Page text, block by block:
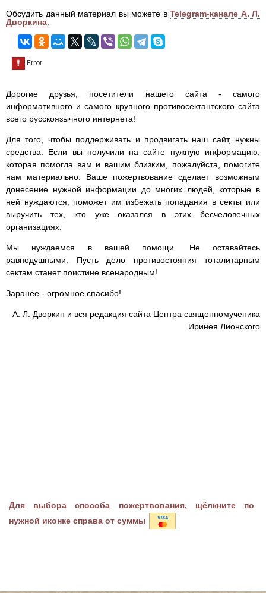
Обсудить данный материал вы можете в Telegram-канале А. Л.
Дворкина
Дорогие друзья, посетители нашего сайта - самого
информативного и самого крупного противосектантского сайта
всего русскоязычного интернета!
Для того, чтобы поддерживать и продвигать наш сайт, нужны
средства. Если вы получили на сайте нужную информацию,
которая помогла вам и вашим близким, пожалуйста, помогите
нам материально. Ваше пожертвование сделает возможным
донесение нужной информации до многих людей, которые в
ней нуждаются, поможет им избежать попадания в секты или
выручить тех, кто уже оказался в этих бесчеловечных
организациях.
Мы нуждаемся в вашей помощи. Не оставайтесь
равнодушными. Пусть дело противостояния тоталитарным
сектам станет поистине всенародным!
Заранее - огромное спасибо!
А. Л. Дворкин и вся редакция сайта Центра священномученика
Иринея Лионского
Для выбора способа пожертвования, щёлкните по
нужной иконке справа от суммы